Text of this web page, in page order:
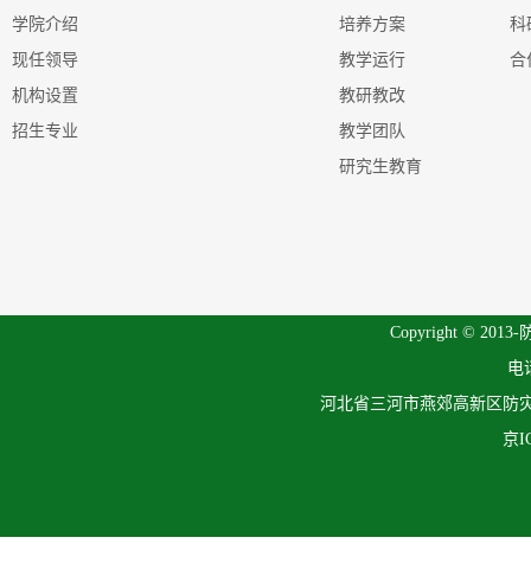
学院介绍
现任领导
机构设置
招生专业
培养方案
教学运行
教研教改
教学团队
研究生教育
科
合
Copyright © 2013-
电
河北省三河市燕郊高新区防
京